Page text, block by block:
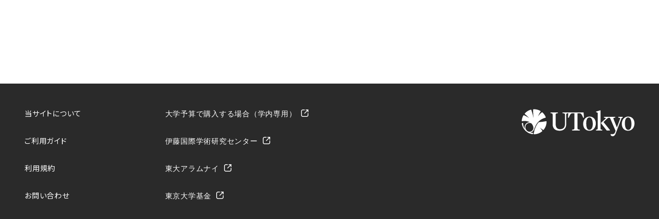
当サイトについて
ご利用ガイド
利用規約
お問い合わせ
大学予算で購入する場合（学内専用）
伊藤国際学術研究センター
東大アラムナイ
東京大学基金